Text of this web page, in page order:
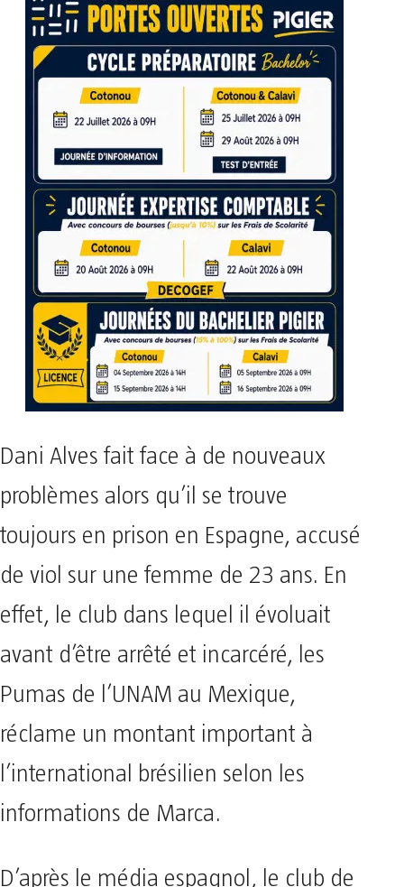
Dani Alves fait face à de nouveaux
problèmes alors qu’il se trouve
toujours en prison en Espagne, accusé
de viol sur une femme de 23 ans. En
effet, le club dans lequel il évoluait
avant d’être arrêté et incarcéré, les
Pumas de l’UNAM au Mexique,
réclame un montant important à
l’international brésilien selon les
informations de Marca.
D’après le média espagnol, le club de